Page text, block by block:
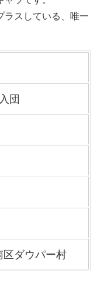
ラスしている、唯一
団
区ダウパー村